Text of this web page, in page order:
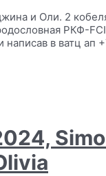
и Оли. 2
РКФ-
в ватц